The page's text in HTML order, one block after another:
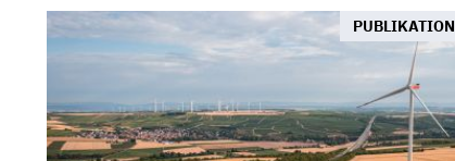
PUBLIKATION